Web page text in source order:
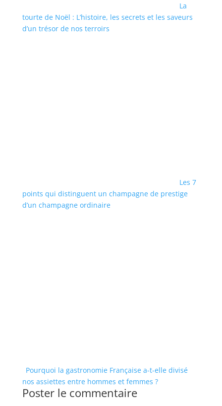
La
tourte de Noël : L’histoire, les secrets et les saveurs
d’un trésor de nos terroirs
Les 7
points qui distinguent un champagne de prestige
d’un champagne ordinaire
Pourquoi la gastronomie Française a-t-elle divisé
nos assiettes entre hommes et femmes ?
Poster le commentaire